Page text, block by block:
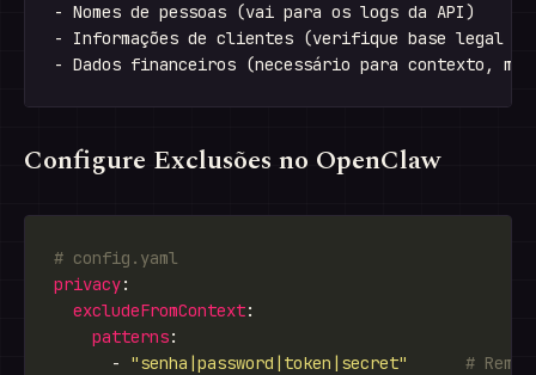
- Nomes de pessoas (vai para os logs da API)
- Informações de clientes (verifique base legal da
Configure Exclusões no OpenClaw
# config.yaml
privacy
excludeFromContext
patterns
      -
"senha|password|token|secret"
#